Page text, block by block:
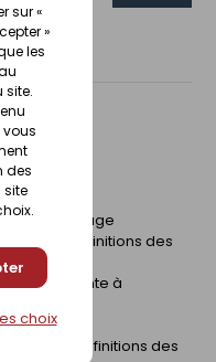
sur «
»
les
site.
vous
des
site
choix
surfaces
sans ponçage
et les finitions des
résistante à
et les finitions des